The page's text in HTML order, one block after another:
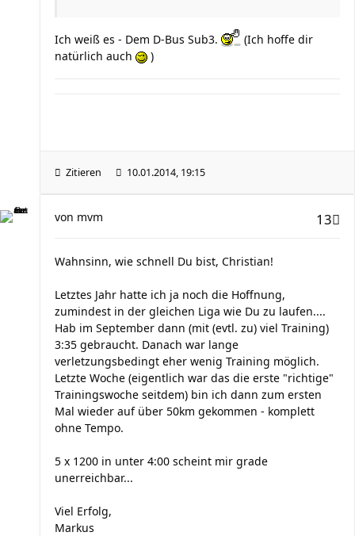
Ich weiß es - Dem D-Bus Sub3.
(Ich hoffe dir
natürlich auch
)
Zitieren 10.01.2014, 19:15
13
von mvm
Wahnsinn, wie schnell Du bist, Christian!
Letztes Jahr hatte ich ja noch die Hoffnung,
zumindest in der gleichen Liga wie Du zu laufen....
Hab im September dann (mit (evtl. zu) viel Training)
3:35 gebraucht. Danach war lange
verletzungsbedingt eher wenig Training möglich.
Letzte Woche (eigentlich war das die erste "richtige"
Trainingswoche seitdem) bin ich dann zum ersten
Mal wieder auf über 50km gekommen - komplett
ohne Tempo.
5 x 1200 in unter 4:00 scheint mir grade
unerreichbar...
Viel Erfolg,
Markus